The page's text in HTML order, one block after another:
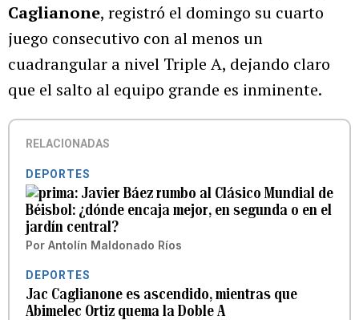
Caglianone, registró el domingo su cuarto
juego consecutivo con al menos un
cuadrangular a nivel Triple A, dejando claro
que el salto al equipo grande es inminente.
RELACIONADAS
DEPORTES
Javier Báez rumbo al Clásico Mundial de
Béisbol: ¿dónde encaja mejor, en segunda o en el
jardín central?
Por Antolín Maldonado Ríos
DEPORTES
Jac Caglianone es ascendido, mientras que
Abimelec Ortiz quema la Doble A